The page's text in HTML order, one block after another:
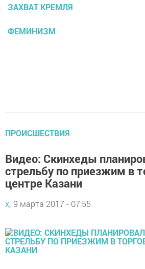
ЗАХВАТ КРЕМЛЯ
ФЕМИНИЗМ
ПРОИСШЕСТВИЯ
Видео: Скинхеды
стрельбу по приезжим в
центре Казани
х, 9 марта 2017 - 07:55